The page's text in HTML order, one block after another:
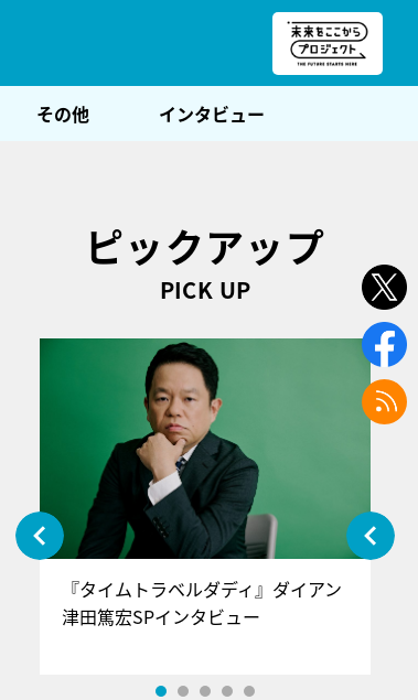
その他 インタビュー
ピックアップ
PICK UP
『タイムトラベルダディ』ダイアン
津田篤宏SPインタビュー